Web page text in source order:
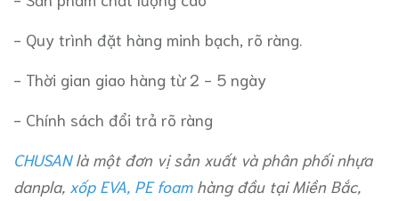
- Quy trình đặt hàng minh bạch, rõ ràng.
- Thời gian giao hàng từ 2 - 5 ngày
- Chính sách đổi trả rõ ràng
CHUSANlà một đơn vị sản xuất và phân phối nhựa
danpla, xốp EVA, PE foamhàng đầu tại Miền Bắc,